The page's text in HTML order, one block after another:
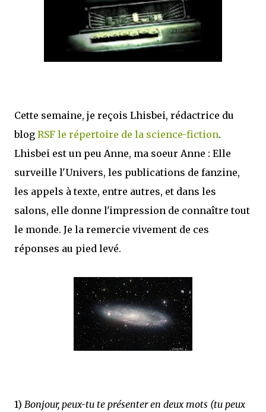
mettre sous tous les yeux. C'est cela...
Cette semaine, je reçois Lhisbei, rédactrice du
blog RSF le répertoire de la science-fiction.
Lhisbei est un peu Anne, ma soeur Anne : Elle
surveille l'Univers, les publications de fanzine,
les appels à texte, entre autres, et dans les
salons, elle donne l'impression de connaître tout
le monde. Je la remercie vivement de ces
réponses au pied levé.
1) Bonjour, peux-tu te présenter en deux mots (tu peux